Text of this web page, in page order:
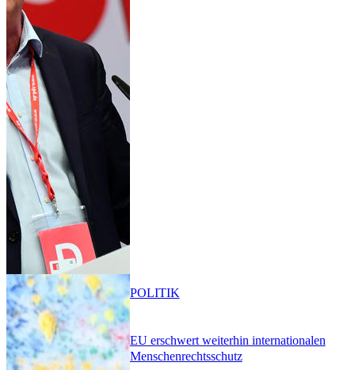
EU erschwert weiterhin internationalen
Menschenrechtsschutz
POLITIK